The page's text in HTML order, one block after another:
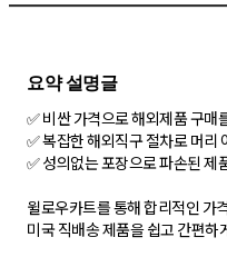
요약 설명글
✅ 비싼 가격으로 해외제품 구매
✅ 복잡한 해외직구 절차로 머리
✅ 성의없는 포장으로 파손된 제
윌로우카트를 통해 합리적인 가
미국 직배송 제품을 쉽고 간편하